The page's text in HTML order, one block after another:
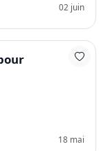
02 juin
18 mai